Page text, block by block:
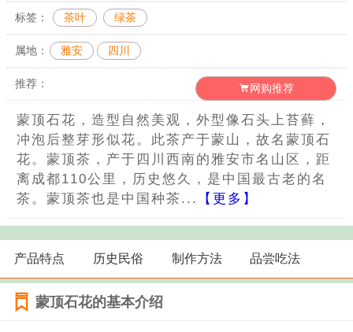
标签： 茶叶 绿茶
属地： 雅安 四川
推荐： 网购推荐
蒙顶石花，造型自然美观，外型像石头上苔藓，
冲泡后整芽形似花。此茶产于蒙山，故名蒙顶石
花。蒙顶茶，产于四川西南的雅安市名山区，距
离成都110公里，历史悠久，是中国最古老的名
茶。蒙顶茶也是中国种茶...
【更多】
产品特点 历史民俗 制作方法 品尝吃法
蒙顶石花的基本介绍